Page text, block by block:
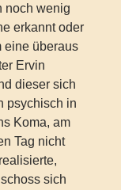
noch wenig
erkannt oder
eine überaus
Ervin
dieser sich
psychisch in
Koma, am
Tag nicht
sich